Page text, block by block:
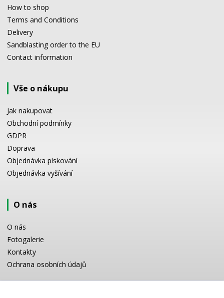
How to shop
Terms and Conditions
Delivery
Sandblasting order to the EU
Contact information
Vše o nákupu
Jak nakupovat
Obchodní podmínky
GDPR
Doprava
Objednávka pískování
Objednávka vyšívání
O nás
O nás
Fotogalerie
Kontakty
Ochrana osobních údajů